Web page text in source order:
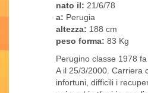
nato il: 21/6/78
a: Perugia
altezza: 188 cm
peso forma: 83 Kg
Perugino classe 1978
A il 25/3/2000. Carriera
infortuni, difficili i